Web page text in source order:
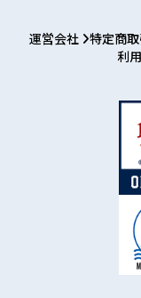
運営会社 特定商
利